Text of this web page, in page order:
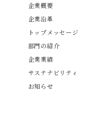
企業概要
企業沿革
トップメッセージ
部門の紹介
企業業績
サステナビリティ
お知らせ